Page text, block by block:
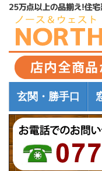
玄関・勝手口